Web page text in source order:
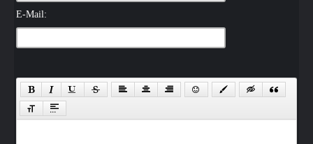
E-Mail: